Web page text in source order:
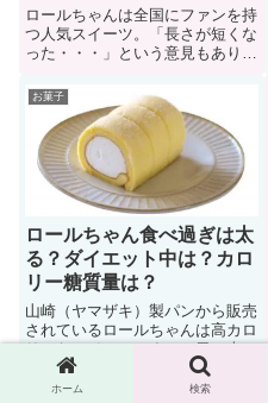
ロールちゃんは全国にファンを持
つ人気スイーツ。「長さが短くな
った・・・」という意見もありま
っている人も多い。ホイップクリ
ームの甘さとカステラ生地の味は
相性抜群で、食べた人を幸せな気
分にします。ここではロールちゃ
んに関する「売り場、通販店、賞
味期限」などについて解説。
お菓子
ロールちゃん食べ過ぎは太
る？ダイエット中は？カロ
リー糖質量は？
山崎（ヤマザキ）製パンから販売
されているロールちゃんは高カロ
リーなスイーツです。１日１本で
あれば食べ過ぎにならないかもし
れませんが、２本も３本も食べた
お菓子ホーム 検索